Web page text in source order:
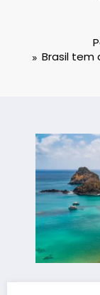
Brasil tem